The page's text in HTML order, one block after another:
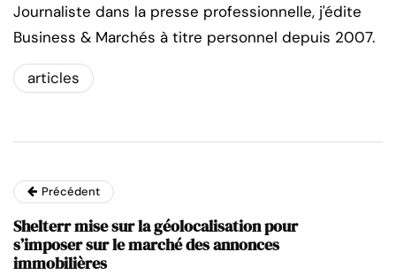
Journaliste dans la presse professionnelle, j'édite
Business & Marchés à titre personnel depuis 2007.
articles
Précédent
Shelterr mise sur la géolocalisation pour
s’imposer sur le marché des annonces
immobilières